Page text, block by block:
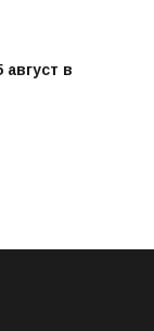
август в